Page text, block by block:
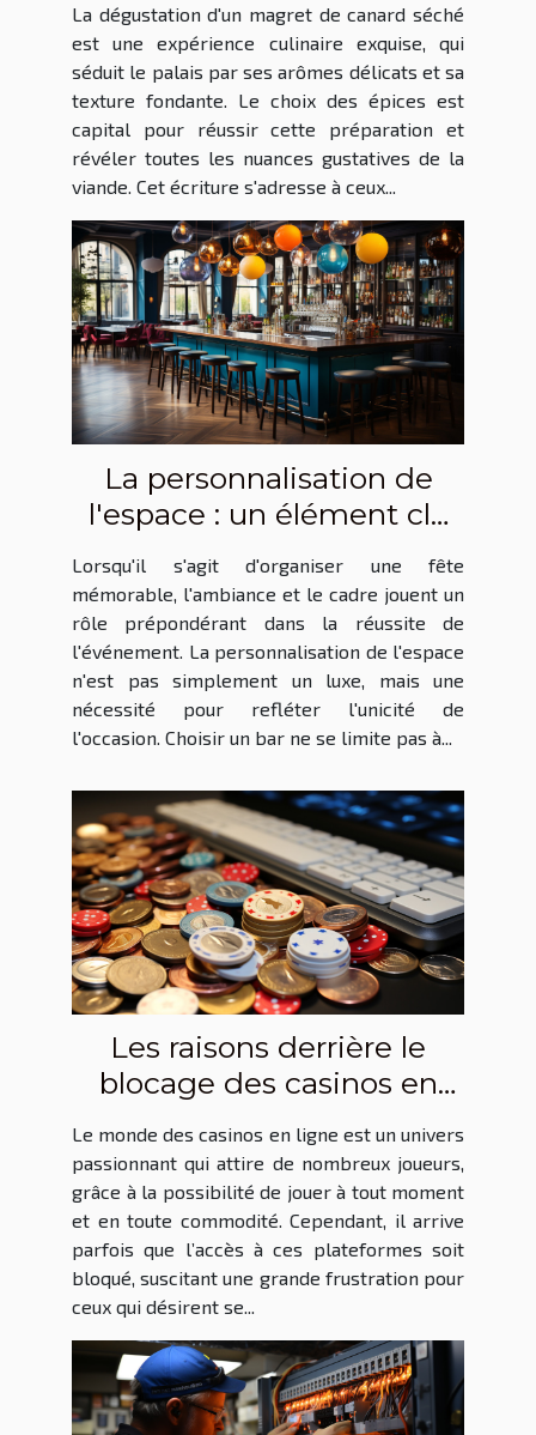
La dégustation d'un magret de canard séché
est une expérience culinaire exquise, qui
séduit le palais par ses arômes délicats et sa
texture fondante. Le choix des épices est
capital pour réussir cette préparation et
révéler toutes les nuances gustatives de la
viande. Cet écriture s'adresse à ceux...
La personnalisation de
l'espace : un élément clé
bar pour une fête
Lorsqu'il s'agit d'organiser une fête
mémorable, l'ambiance et le cadre jouent un
rôle prépondérant dans la réussite de
l'événement. La personnalisation de l'espace
n'est pas simplement un luxe, mais une
nécessité pour refléter l'unicité de
l'occasion. Choisir un bar ne se limite pas à...
Les raisons derrière le
blocage des casinos en
ligne
Le monde des casinos en ligne est un univers
passionnant qui attire de nombreux joueurs,
grâce à la possibilité de jouer à tout moment
et en toute commodité. Cependant, il arrive
parfois que l’accès à ces plateformes soit
bloqué, suscitant une grande frustration pour
ceux qui désirent se...